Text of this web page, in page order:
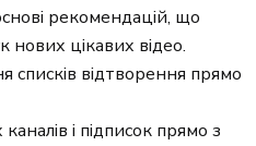
рекомендацій, що
цікавих відео.
списків відтворення прямо
і підписок прямо з